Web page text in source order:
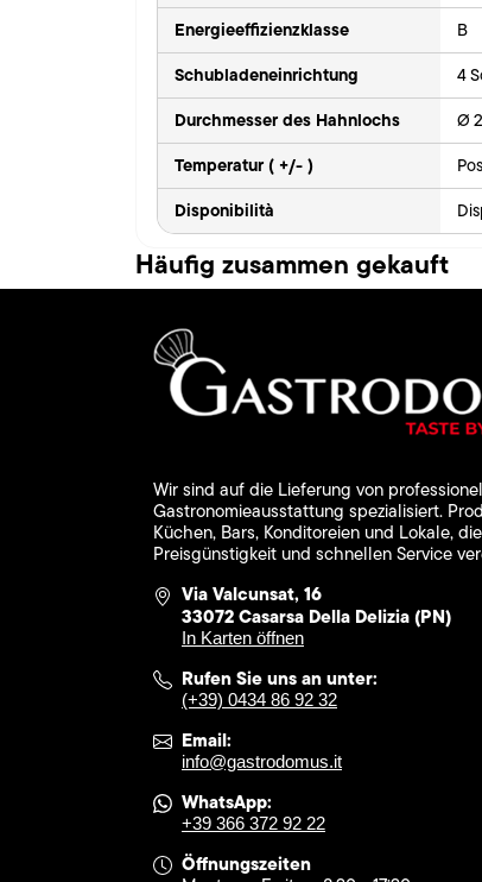
Energieeffizienzklasse B
Schubladeneinrichtung 4
Durchmesser des Hahnlochs Ø
Temperatur ( +/- )
Disponibilità
Häufig zusammen gekauft
Wir sind auf die Lieferung von
Gastronomieausstattung spezialisiert.
Küchen, Bars, Konditoreien und Lokale,
Preisgünstigkeit und schnellen Service
Via Valcunsat, 16
33072 Casarsa Della Delizia (PN)
In Karten öffnen
Rufen Sie uns an unter:
(+39) 0434 86 92 32
Email:
info@gastrodomus.it
WhatsApp:
+39 366 372 92 22
Öffnungszeiten